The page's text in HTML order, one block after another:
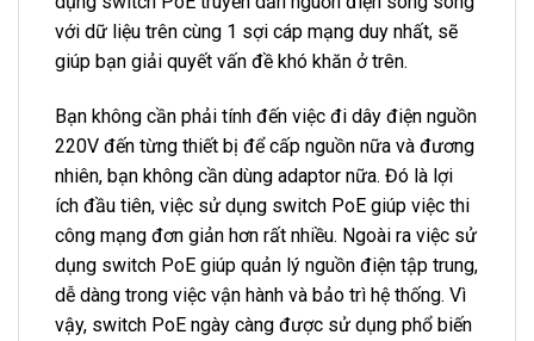
với dữ liệu trên cùng 1 sợi cáp mạng duy nhất, sẽ
giúp bạn giải quyết vấn đề khó khăn ở trên.
Bạn không cần phải tính đến việc đi dây điện nguồn
220V đến từng thiết bị để cấp nguồn nữa và đương
nhiên, bạn không cần dùng adaptor nữa. Đó là lợi
ích đầu tiên, việc sử dụng switch PoE giúp việc thi
công mạng đơn giản hơn rất nhiều. Ngoài ra việc sử
dụng switch PoE giúp quản lý nguồn điện tập trung,
dễ dàng trong việc vận hành và bảo trì hệ thống. Vì
vậy, switch PoE ngày càng được sử dụng phổ biến